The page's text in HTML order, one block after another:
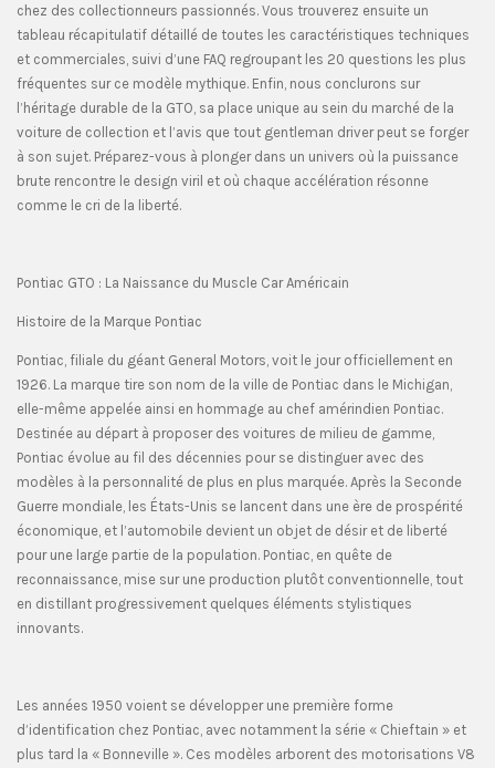
chez des collectionneurs passionnés. Vous trouverez ensuite un
tableau récapitulatif détaillé de toutes les caractéristiques techniques
et commerciales, suivi d’une FAQ regroupant les 20 questions les plus
fréquentes sur ce modèle mythique. Enfin, nous conclurons sur
l’héritage durable de la GTO, sa place unique au sein du marché de la
voiture de collection et l’avis que tout gentleman driver peut se forger
à son sujet. Préparez-vous à plonger dans un univers où la puissance
brute rencontre le design viril et où chaque accélération résonne
comme le cri de la liberté.
Pontiac GTO : La Naissance du Muscle Car Américain
Histoire de la Marque Pontiac
Pontiac, filiale du géant General Motors, voit le jour officiellement en
1926. La marque tire son nom de la ville de Pontiac dans le Michigan,
elle-même appelée ainsi en hommage au chef amérindien Pontiac.
Destinée au départ à proposer des voitures de milieu de gamme,
Pontiac évolue au fil des décennies pour se distinguer avec des
modèles à la personnalité de plus en plus marquée. Après la Seconde
Guerre mondiale, les États-Unis se lancent dans une ère de prospérité
économique, et l’automobile devient un objet de désir et de liberté
pour une large partie de la population. Pontiac, en quête de
reconnaissance, mise sur une production plutôt conventionnelle, tout
en distillant progressivement quelques éléments stylistiques
innovants.
Les années 1950 voient se développer une première forme
d’identification chez Pontiac, avec notamment la série « Chieftain » et
plus tard la « Bonneville ». Ces modèles arborent des motorisations V8